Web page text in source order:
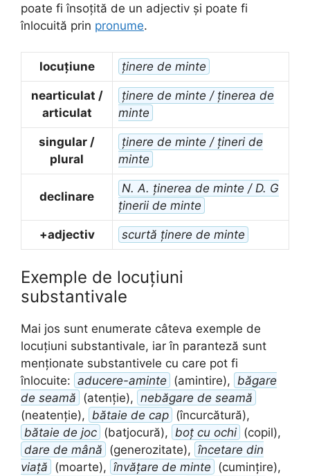
poate fi însoțită de un adjectiv și poate fi
înlocuită prin pronume.
locuțiune ținere de minte
nearticulat /
articulat
ținere de minte / ținerea de
minte
singular /
plural
ținere de minte / țineri de
minte
declinare
N. A. ținerea de minte / D. G
ținerii de minte
+adjectiv scurtă ținere de minte
Exemple de locuțiuni
substantivale
Mai jos sunt enumerate câteva exemple de
locuțiuni substantivale, iar în paranteză sunt
menționate substantivele cu care pot fi
înlocuite: aducere-aminte (amintire), băgare
de seamă (atenție), nebăgare de seamă
(neatenție), bătaie de cap (încurcătură),
bătaie de joc (batjocură), boț cu ochi (copil),
dare de mână (generozitate), încetare din
viață (moarte), învățare de minte (cumințire),